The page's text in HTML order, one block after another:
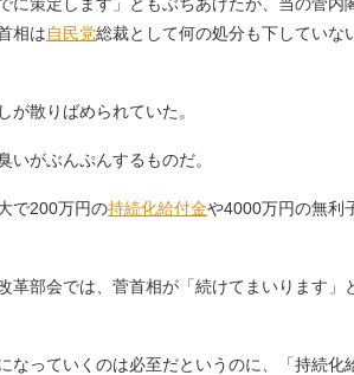
相は自民党総裁として何の処分も下していな
が散りばめられていた。
がぶんぷんするものだ。
で200万円の持続化給付金や4000万円の無利
部会では、菅首相が「続けてまいります」
なっていくのは必至だというのに、「持続化